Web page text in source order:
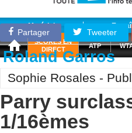
Matériel
SCORES EN
DIRECT
ATP
Partager Tweeter
Roland Garros
Sophie Rosales -
Parry
1/16èmes